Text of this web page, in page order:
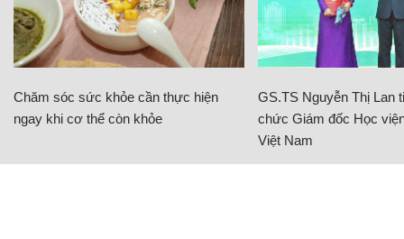
Chăm sóc sức khỏe cần thực hiện
ngay khi cơ thể còn khỏe
GS.TS Nguyễn Thị Lan
chức Giám đốc Học
Việt Nam